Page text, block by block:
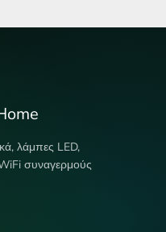
λάμπες LED,
συναγερμούς